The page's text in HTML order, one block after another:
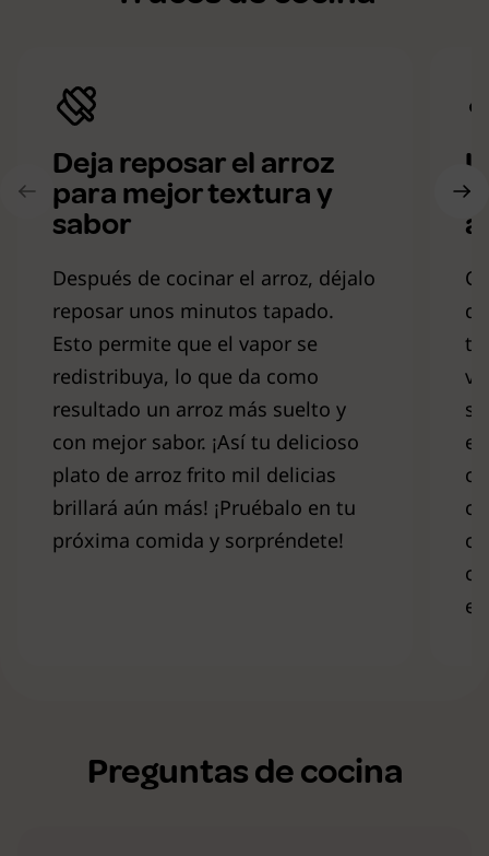
Deja reposar el arroz
para mejor textura y
sabor
Después de cocinar el arroz, déjalo
reposar unos minutos tapado.
Esto permite que el vapor se
redistribuya, lo que da como
resultado un arroz más suelto y
con mejor sabor. ¡Así tu delicioso
plato de arroz frito mil delicias
brillará aún más! ¡Pruébalo en tu
próxima comida y sorpréndete!
el
Preguntas de cocina